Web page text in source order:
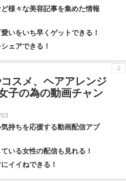
様々な美容記事を集めた情報
いをいち早くゲットできる！
ェアできる！
スメ、ヘアアレンジ
子の為の動画チャン
持ちを応援する動画配信アプ
いる女性の配信も見れる！
イイねできる！
4